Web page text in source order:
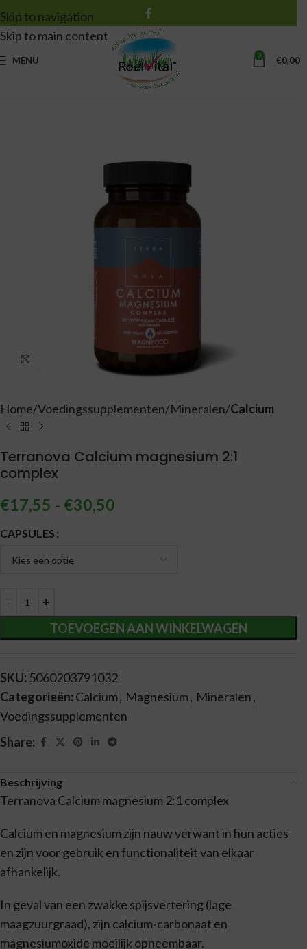
Skip to navigation
Skip to main content
MENU 0 €0,00
Vergroten
Home Voedingssupplementen Mineralen Calcium
Terranova Calcium magnesium 2:1
complex
€17,55 - €30,50
CAPSULES
TOEVOEGEN AAN WINKELWAGEN
Alternative:
SKU: 5060203791032
Categorieën: Calcium, Magnesium, Mineralen,
Voedingssupplementen
Share:
Beschrijving
Terranova Calcium magnesium 2:1 complex
Calcium en magnesium zijn nauw verwant in hun acties
en zijn voor gebruik en functionaliteit van elkaar
afhankelijk.
In geval van een zwakke spijsvertering (lage
maagzuurgraad), zijn calcium-carbonaat en
magnesiumoxide moeilijk opneembaar.